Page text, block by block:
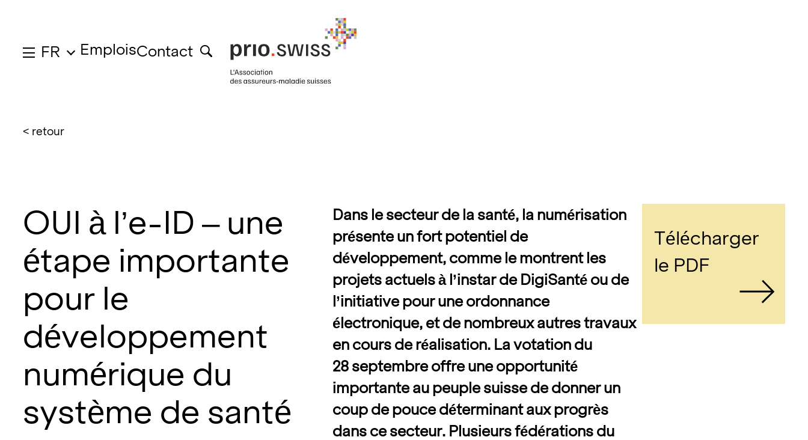
FR EmploisContact
< retour
OUI à l’e-ID – une
étape importante
pour le
développement
numérique du
système de santé
Dans le secteur de la santé, la numérisation
présente un fort potentiel de
développement, comme le montrent les
projets actuels à l’instar de DigiSanté ou de
l’initiative pour une ordonnance
électronique, et de nombreux autres travaux
en cours de réalisation. La votation du
28 septembre offre une opportunité
importante au peuple suisse de donner un
coup de pouce déterminant aux progrès
dans ce secteur. Plusieurs fédérations du
Télécharger
le PDF